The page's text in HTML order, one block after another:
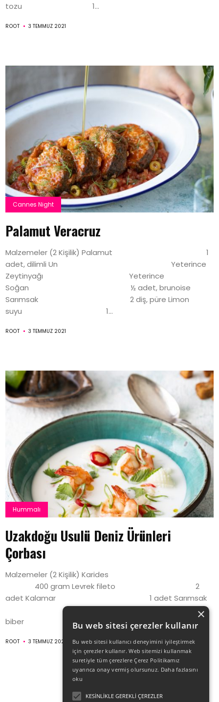
tozu 1...
ROOT 3 TEMMUZ 2021
Cannes Night
Palamut Veracruz
Malzemeler (2 Kişilik) Palamut 1
adet, dilimli Un Yeterince
Zeytinyağı Yeterince
Soğan ½ adet, brunoise
Sarımsak 2 diş, püre Limon
suyu 1...
ROOT 3 TEMMUZ 2021
Hummalı
Uzakdoğu Usulü Deniz Ürünleri
Çorbası
Malzemeler (2 Kişilik) Karides
400 gram Levrek fileto 2
adet Kalamar 1 adet Sarımsak
2 diş Chili
biber ...
ROOT 3 TEMMUZ 2021
×
Bu web sitesi çerezler kullanır
Bu web sitesi kullanıcı deneyimini iyileştirmek
için çerezler kullanır. Web sitemizi kullanmak
suretiyle tüm çerezlere Çerez Politikamız
uyarınca onay vermiş olursunuz. Daha fazlasını
oku
KESINLIKLE GEREKLI ÇEREZLER